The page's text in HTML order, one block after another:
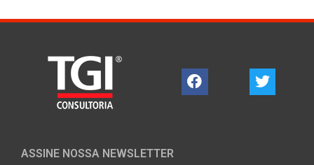
ASSINE NOSSA NEWSLETTER